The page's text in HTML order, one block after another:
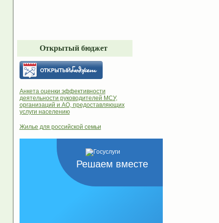
Открытый бюджет
Анкета оценки эффективности
деятельности руководителей МСУ,
организаций и АО, предоставляющих
услуги населению
Жилье для российской семьи
Решаем вместе